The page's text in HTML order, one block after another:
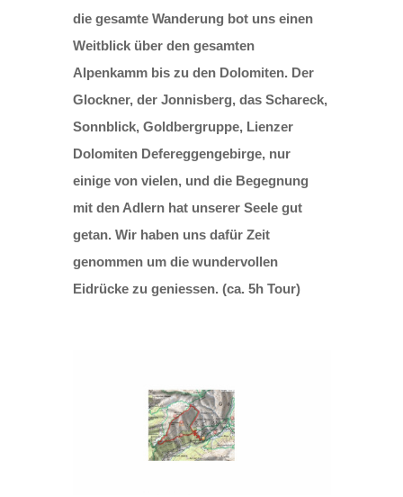
die gesamte Wanderung bot uns einen
Weitblick über den gesamten
Alpenkamm bis zu den Dolomiten. Der
Glockner, der Jonnisberg, das Schareck,
Sonnblick, Goldbergruppe, Lienzer
Dolomiten Defereggengebirge, nur
einige von vielen, und die Begegnung
mit den Adlern hat unserer Seele gut
getan. Wir haben uns dafür Zeit
genommen um die wundervollen
Eidrücke zu geniessen. (ca. 5h Tour)